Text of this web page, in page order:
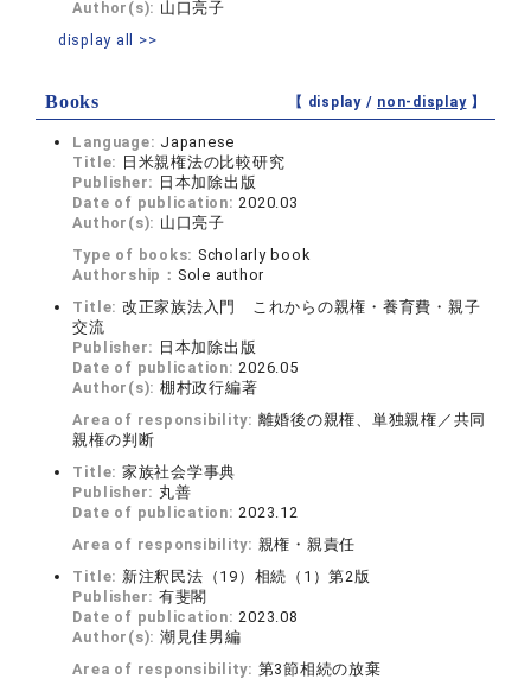
Author(s): 山口亮子
display all >>
Books 【 display / non-display】
Language: Japanese
Title: 日米親権法の比較研究
Publisher: 日本加除出版
Date of publication:2020.03
Author(s): 山口亮子
Type of books: Scholarly book
Authorship： Sole author
Title: 改正家族法入門 これからの親権・養育費・親子
交流
Publisher: 日本加除出版
Date of publication:2026.05
Author(s): 棚村政行編著
Area of responsibility: 離婚後の親権、単独親権／共同
親権の判断
Title: 家族社会学事典
Publisher: 丸善
Date of publication:2023.12
Area of responsibility: 親権・親責任
Title: 新注釈民法（19）相続（1）第2版
Publisher: 有斐閣
Date of publication:2023.08
Author(s): 潮見佳男編
Area of responsibility: 第3節相続の放棄